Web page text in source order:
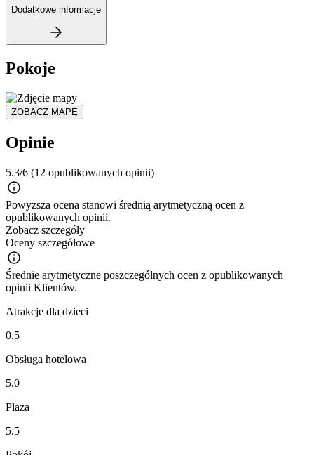
Dodatkowe informacje
Pokoje
ZOBACZ MAPĘ
Opinie
5.3/6 (12 opublikowanych opinii)
Powyższa ocena stanowi średnią arytmetyczną ocen z
opublikowanych opinii.
Zobacz szczegóły
Oceny szczegółowe
Średnie arytmetyczne poszczególnych ocen z opublikowanych
opinii Klientów.
Atrakcje dla dzieci
0.5
Obsługa hotelowa
5.0
Plaża
5.5